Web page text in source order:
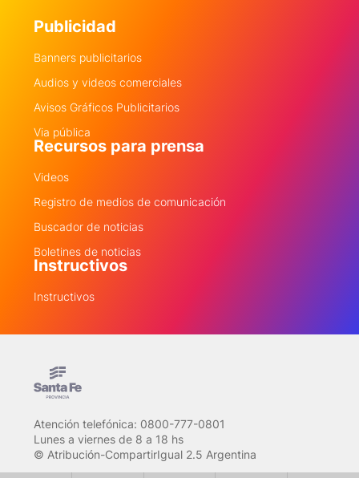
Publicidad
Banners publicitarios
Audios y videos comerciales
Avisos Gráficos Publicitarios
Via pública
Recursos para prensa
Videos
Registro de medios de comunicación
Buscador de noticias
Boletines de noticias
Instructivos
Instructivos
Atención telefónica: 0800-777-0801
Lunes a viernes de 8 a 18 hs
© Atribución-CompartirIgual 2.5 Argentina